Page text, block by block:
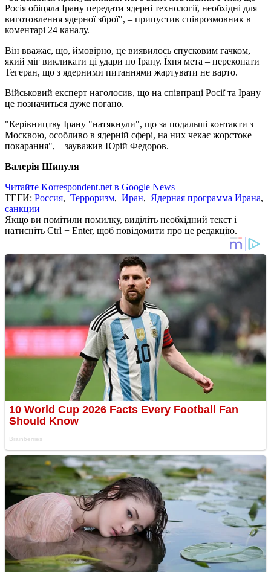
Росія обіцяла Ірану передати ядерні технології, необхідні для
виготовлення ядерної зброї", – припустив співрозмовник в
коментарі 24 каналу.
Він вважає, що, ймовірно, це виявилось спусковим гачком,
який міг викликати ці удари по Ірану. Їхня мета – переконати
Тегеран, що з ядерними питаннями жартувати не варто.
Військовий експерт наголосив, що на співпраці Росії та Ірану
це позначиться дуже погано.
"Керівництву Ірану "натякнули", що за подальші контакти з
Москвою, особливо в ядерній сфері, на них чекає жорстоке
покарання", – зауважив Юрій Федоров.
Валерія Шипуля
Читайте Korrespondent.net в Google News
ТЕГИ: Россия, Терроризм, Иран, Ядерная программа Ирана,
санкции
Якщо ви помітили помилку, виділіть необхідний текст і
натисніть Ctrl + Enter, щоб повідомити про це редакцію.